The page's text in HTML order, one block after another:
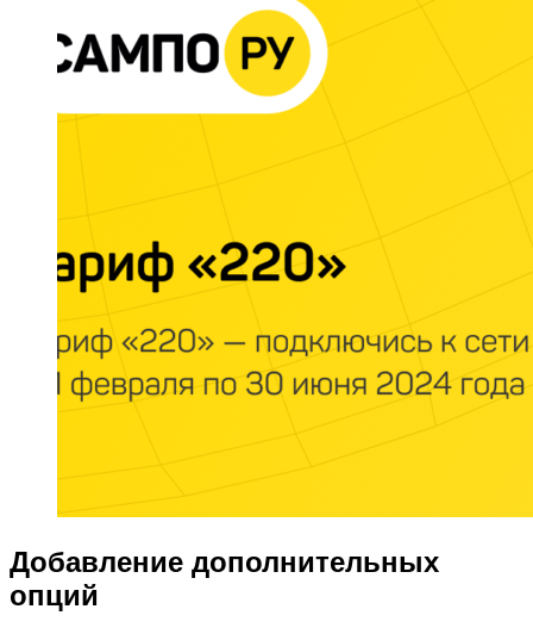
Добавление дополнительных
опций